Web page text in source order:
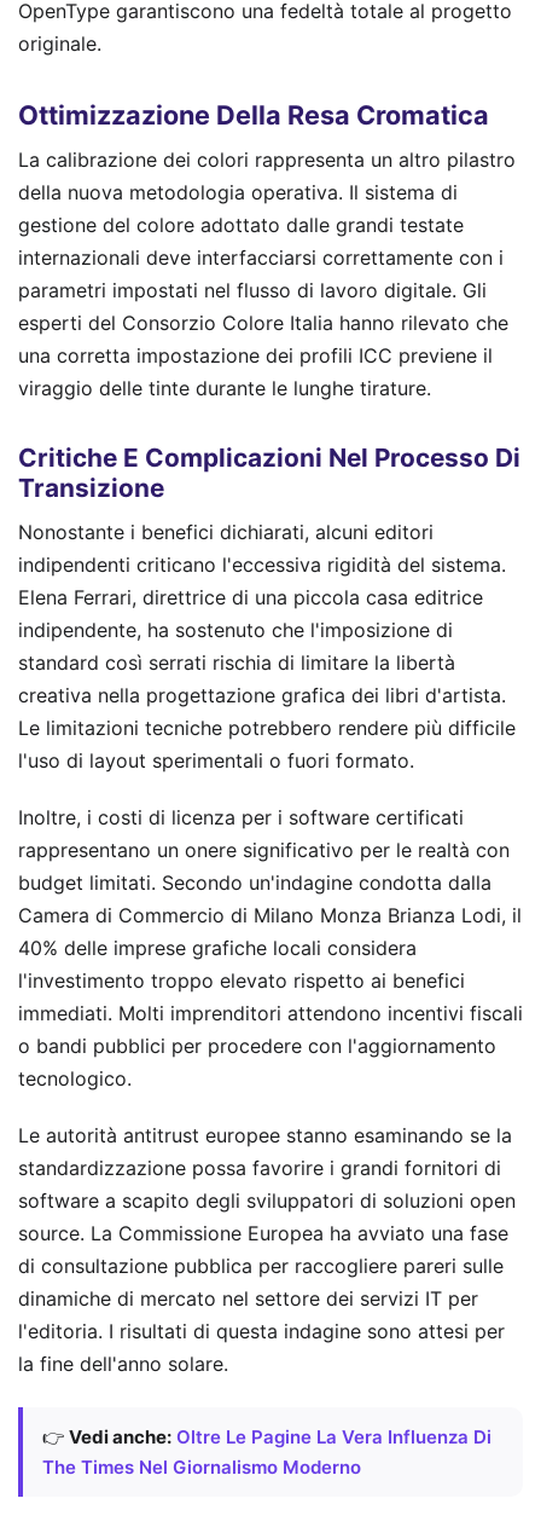
OpenType garantiscono una fedeltà totale al progetto
originale.
Ottimizzazione Della Resa Cromatica
La calibrazione dei colori rappresenta un altro pilastro
della nuova metodologia operativa. Il sistema di
gestione del colore adottato dalle grandi testate
internazionali deve interfacciarsi correttamente con i
parametri impostati nel flusso di lavoro digitale. Gli
esperti del Consorzio Colore Italia hanno rilevato che
una corretta impostazione dei profili ICC previene il
viraggio delle tinte durante le lunghe tirature.
Critiche E Complicazioni Nel Processo Di
Transizione
Nonostante i benefici dichiarati, alcuni editori
indipendenti criticano l'eccessiva rigidità del sistema.
Elena Ferrari, direttrice di una piccola casa editrice
indipendente, ha sostenuto che l'imposizione di
standard così serrati rischia di limitare la libertà
creativa nella progettazione grafica dei libri d'artista.
Le limitazioni tecniche potrebbero rendere più difficile
l'uso di layout sperimentali o fuori formato.
Inoltre, i costi di licenza per i software certificati
rappresentano un onere significativo per le realtà con
budget limitati. Secondo un'indagine condotta dalla
Camera di Commercio di Milano Monza Brianza Lodi, il
40% delle imprese grafiche locali considera
l'investimento troppo elevato rispetto ai benefici
immediati. Molti imprenditori attendono incentivi fiscali
o bandi pubblici per procedere con l'aggiornamento
tecnologico.
Le autorità antitrust europee stanno esaminando se la
standardizzazione possa favorire i grandi fornitori di
software a scapito degli sviluppatori di soluzioni open
source. La Commissione Europea ha avviato una fase
di consultazione pubblica per raccogliere pareri sulle
dinamiche di mercato nel settore dei servizi IT per
l'editoria. I risultati di questa indagine sono attesi per
la fine dell'anno solare.
👉 Vedi anche: Oltre Le Pagine La Vera Influenza Di
The Times Nel Giornalismo Moderno